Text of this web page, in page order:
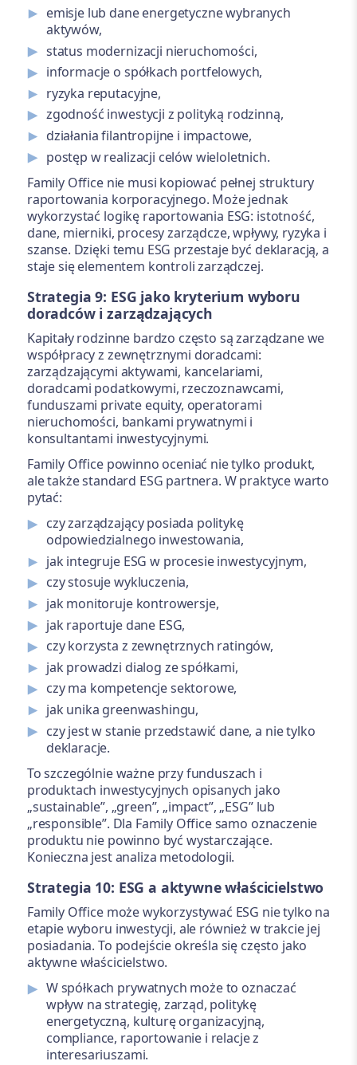
emisje lub dane energetyczne wybranych
aktywów,
status modernizacji nieruchomości,
informacje o spółkach portfelowych,
ryzyka reputacyjne,
zgodność inwestycji z polityką rodzinną,
działania filantropijne i impactowe,
postęp w realizacji celów wieloletnich.
Family Office nie musi kopiować pełnej struktury
raportowania korporacyjnego. Może jednak
wykorzystać logikę raportowania ESG: istotność,
dane, mierniki, procesy zarządcze, wpływy, ryzyka i
szanse. Dzięki temu ESG przestaje być deklaracją, a
staje się elementem kontroli zarządczej.
Strategia 9: ESG jako kryterium wyboru
doradców i zarządzających
Kapitały rodzinne bardzo często są zarządzane we
współpracy z zewnętrznymi doradcami:
zarządzającymi aktywami, kancelariami,
doradcami podatkowymi, rzeczoznawcami,
funduszami private equity, operatorami
nieruchomości, bankami prywatnymi i
konsultantami inwestycyjnymi.
Family Office powinno oceniać nie tylko produkt,
ale także standard ESG partnera. W praktyce warto
pytać:
czy zarządzający posiada politykę
odpowiedzialnego inwestowania,
jak integruje ESG w procesie inwestycyjnym,
czy stosuje wykluczenia,
jak monitoruje kontrowersje,
jak raportuje dane ESG,
czy korzysta z zewnętrznych ratingów,
jak prowadzi dialog ze spółkami,
czy ma kompetencje sektorowe,
jak unika greenwashingu,
czy jest w stanie przedstawić dane, a nie tylko
deklaracje.
To szczególnie ważne przy funduszach i
produktach inwestycyjnych opisanych jako
„sustainable”, „green”, „impact”, „ESG” lub
„responsible”. Dla Family Office samo oznaczenie
produktu nie powinno być wystarczające.
Konieczna jest analiza metodologii.
Strategia 10: ESG a aktywne właścicielstwo
Family Office może wykorzystywać ESG nie tylko na
etapie wyboru inwestycji, ale również w trakcie jej
posiadania. To podejście określa się często jako
aktywne właścicielstwo.
W spółkach prywatnych może to oznaczać
wpływ na strategię, zarząd, politykę
energetyczną, kulturę organizacyjną,
compliance, raportowanie i relacje z
interesariuszami.